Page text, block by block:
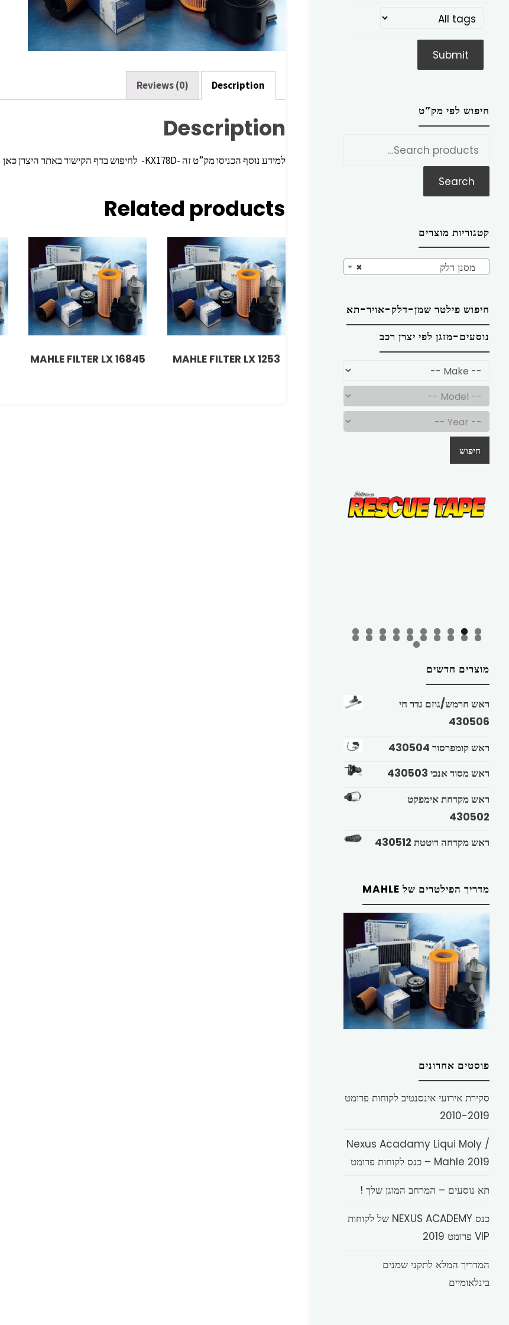
Description
Reviews (0)
Description
למידע נוסף הכניסו מק”ט זה -KX178D- לחיפוש בדף הקישור באתר היצרן כאן
Related products
MAHLE FILTER LX 1253
MAHLE FILTER LX 16845
חיפוש לפי מק”ט
Search
קטגוריות מוצרים
× מסנן דלק
חיפוש פילטר שמן-דלק-אויר-תא
נוסעים-מזגן לפי יצרן רכב
חיפוש
מוצרים חדשים
ראש חרמש/גוזם גדר חי
430506
ראש קומפרסור 430504
ראש מסור אנכי 430503
ראש מקדחת אימפקט
430502
ראש מקדחה רוטטת 430512
מדריך הפילטרים של MAHLE
פוסטים אחרונים
סקירת אירועי אינסנטיב לקוחות פרומט
2010-2019
Nexus Acadamy Liqui Moly /
Mahle 2019 – כנס לקוחות פרומט
תא נוסעים – המרחב המוגן שלך !
כנס NEXUS ACADEMY של לקוחות
VIP פרומט 2019
המדריך המלא לתקני שמנים
בינלאומיים